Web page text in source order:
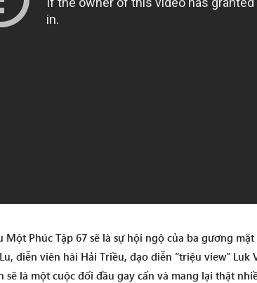
Một Phúc Tập 67 sẽ là sự hội ngộ của ba gương
diễn viên hài Hải Triều, đạo diễn “triệu view” Luk
sẽ là một cuộc đối đầu gay cấn và mang lại thật